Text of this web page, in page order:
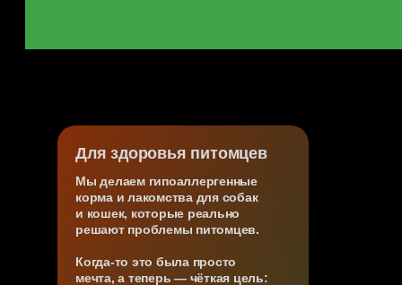
Для здоровья питомцев
Мы делаем гипоаллергенные
корма и лакомства для собак
и кошек, которые реально
решают проблемы питомцев.
Когда-то это была просто
мечта, а теперь — чёткая цель: